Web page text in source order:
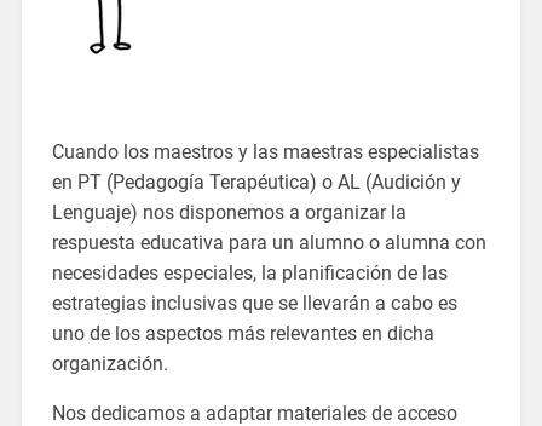
Cuando los maestros y las maestras especialistas
en PT (Pedagogía Terapéutica) o AL (Audición y
Lenguaje) nos disponemos a organizar la
respuesta educativa para un alumno o alumna con
necesidades especiales, la planificación de las
estrategias inclusivas que se llevarán a cabo es
uno de los aspectos más relevantes en dicha
organización.
Nos dedicamos a adaptar materiales de acceso